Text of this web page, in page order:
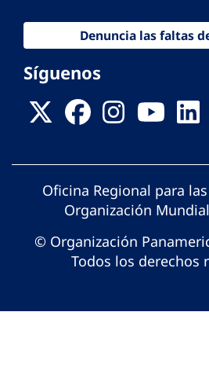
Denuncia las faltas
Síguenos
Oficina Regional para
Organización
© Organización
Todos los derechos